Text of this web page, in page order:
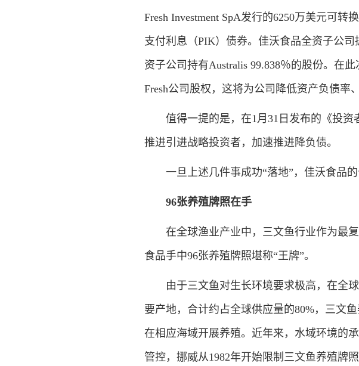
Fresh Investment SpA发行的6250万美元可
支付利息（PIK）债券。佳沃食品全资子公司
资子公司持有Australis 99.838％的股份。在
Fresh公司股权，这将为公司降低资产负债率
值得一提的是，在1月31日发布的《投资
推进引进战略投资者，加速推进降负债。
一旦上述几件事成功“落地”，佳沃食品的
96张养殖牌照在手
在全球渔业产业中，三文鱼行业作为最复
食品手中96张养殖牌照堪称“王牌”。
由于三文鱼对生长环境要求极高，在全球
要产地，合计约占全球供应量的80%，三文
在相应海域开展养殖。近年来，水域环境的
管控，挪威从1982年开始限制三文鱼养殖牌